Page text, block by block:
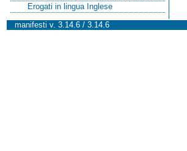
Erogati in lingua Inglese
manifesti v. 3.14.6 / 3.14.6